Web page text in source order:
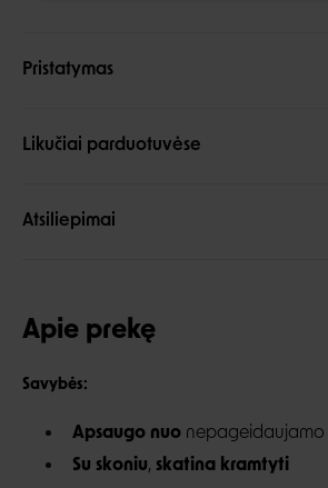
Pristatymas
Likučiai parduotuvėse
Atsiliepimai
Apie prekę
Savybės:
Apsaugo nuo nepageidaujamo
Su skoniu, skatina kramtyti